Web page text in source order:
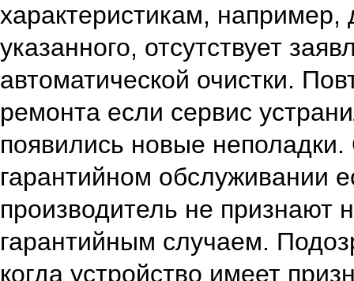
характеристикам,
указанного, отсутствует
автоматической очистки.
ремонта если сервис
появились новые неполадки.
гарантийном обслуживании
производитель не признают
гарантийным случаем.
когда устройство имеет